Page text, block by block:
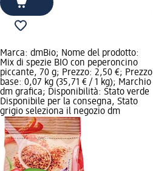
Marca: dmBio; Nome del prodotto:
Mix di spezie BIO con peperoncino
piccante, 70 g; Prezzo: 2,50 €; Prezzo
base: 0,07 kg (35,71 € / 1 kg); Marchio
dm grafica; Disponibilità: Stato verde
Disponibile per la consegna, Stato
grigio seleziona il negozio dm